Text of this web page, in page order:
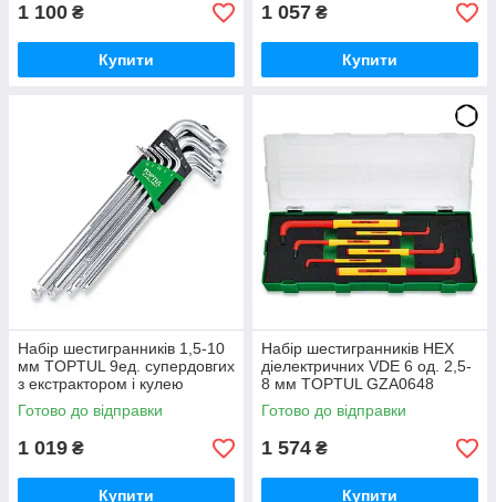
1 100 ₴
Купити
1 057 ₴
Купити
Набір шестигранників 1,5-10
мм TOPTUL 9ед. супердовгих
з екстрактором і кулею
GAAL0927
Готово до відправки
1 019 ₴
Купити
Набір шестигранників HEX
діелектричних VDE 6 од. 2,5-
8 мм TOPTUL GZA0648
Готово до відправки
1 574 ₴
Купити